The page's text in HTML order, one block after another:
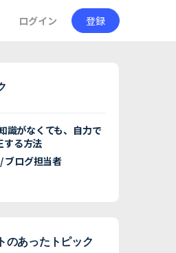
ログイン 登録
識がなくても、自力で
る方法
ブログ担当者
のあったトピック